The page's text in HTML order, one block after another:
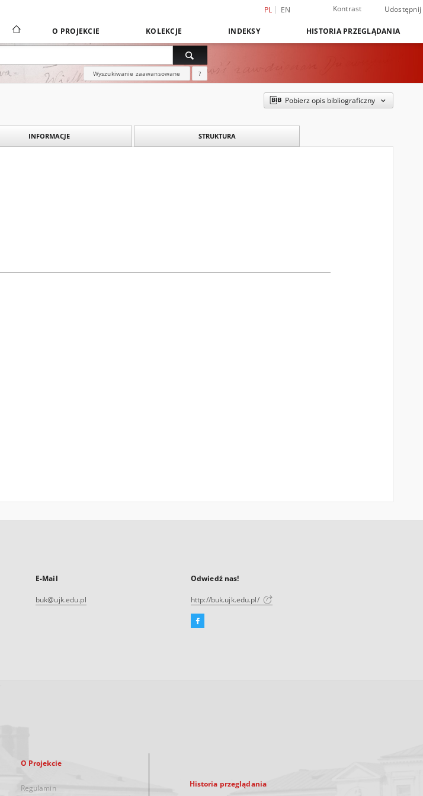
PL EN Kontrast Udostępnij
O PROJEKCIE KOLEKCJE INDEKSY HISTORIA PRZEGLĄDANIA
Wyszukiwanie zaawansowane ?
Pobierz opis bibliograficzny
INFORMACJE STRUKTURA
E-Mail
buk@ujk.edu.pl
Odwiedź nas!
http://buk.ujk.edu.pl/
Facebook
O Projekcie
Regulamin Historia przeglądania